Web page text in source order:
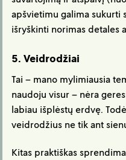
apšvietimu galima sukurti
išryškinti norimas detales
5. Veidrodžiai
Tai – mano mylimiausia
naudoju visur – nėra
labiau išplėstų erdvę.
veidrodžius ne tik ant
Kitas praktiškas